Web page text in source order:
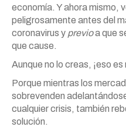
economía. Y ahora mismo,
peligrosamente antes del
coronavirus y previoa que
que cause.
Aunque no lo creas, ¡eso
Porque mientras los
sobrevenden
cualquier crisis, también
solución.